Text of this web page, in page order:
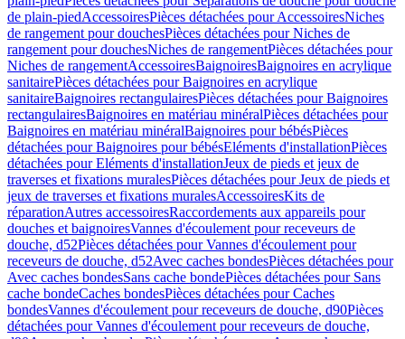
de plain-piedAccessoiresPièces détachées pour AccessoiresNiches
de rangement pour douchesPièces détachées pour Niches de
rangement pour douchesNiches de rangementPièces détachées pour
Niches de rangementAccessoiresBaignoiresBaignoires en acrylique
sanitairePièces détachées pour Baignoires en acrylique
sanitaireBaignoires rectangulairesPièces détachées pour Baignoires
rectangulairesBaignoires en matériau minéralPièces détachées pour
Baignoires en matériau minéralBaignoires pour bébésPièces
détachées pour Baignoires pour bébésEléments d'installationPièces
détachées pour Eléments d'installationJeux de pieds et jeux de
traverses et fixations muralesPièces détachées pour Jeux de pieds et
jeux de traverses et fixations muralesAccessoiresKits de
réparationAutres accessoiresRaccordements aux appareils pour
douches et baignoiresVannes d'écoulement pour receveurs de
douche, d52Pièces détachées pour Vannes d'écoulement pour
receveurs de douche, d52Avec caches bondesPièces détachées pour
Avec caches bondesSans cache bondePièces détachées pour Sans
cache bondeCaches bondesPièces détachées pour Caches
bondesVannes d'écoulement pour receveurs de douche, d90Pièces
détachées pour Vannes d'écoulement pour receveurs de douche,